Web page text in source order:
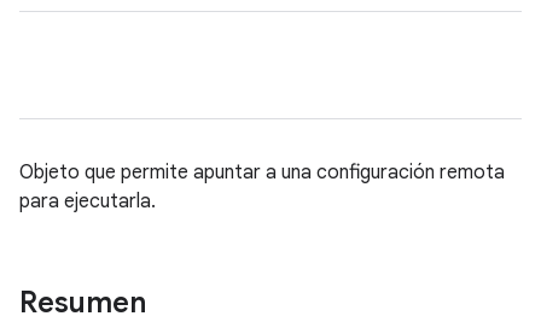
Objeto que permite apuntar a una configuración remota
para ejecutarla.
Resumen